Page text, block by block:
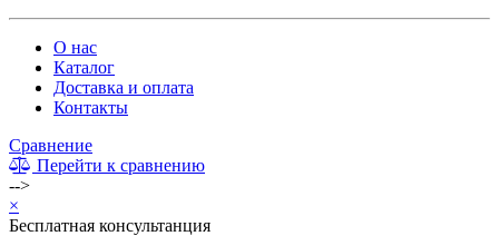
О нас
Каталог
Доставка и оплата
Контакты
Сравнение
Перейти к сравнению
-->
×
Бесплатная консультанция